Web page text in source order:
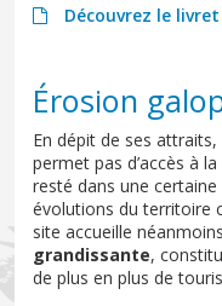
Découvrez le
Érosion
En dépit de ses
permet pas d’accès à
resté dans une
évolutions du territoire
site accueille
grandissante,
de plus en plus de